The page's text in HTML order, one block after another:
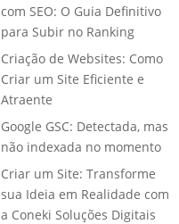
com SEO: O Guia Definitivo
para Subir no Ranking
Criação de Websites: Como
Criar um Site Eficiente e
Atraente
Google GSC: Detectada, mas
não indexada no momento
Criar um Site: Transforme
sua Ideia em Realidade com
a Coneki Soluções Digitais